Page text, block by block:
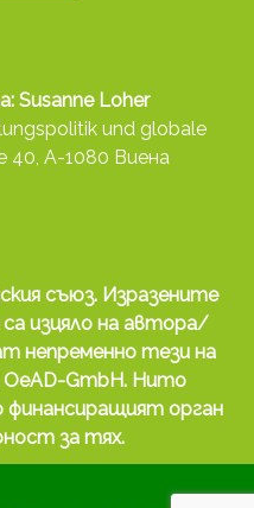
Susanne Loher
und globale
40, A-1080 Виена
съюз. Изразените
са изцяло на автора/
непременно тези на
OeAD-GmbH. Нито
финансиращият орган
за тях.